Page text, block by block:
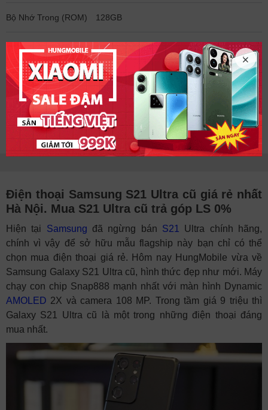
Bộ Nhớ Trong (ROM) 128GB
Hỗ trợ Sim 1 nano + 1 eSim
Công nghệ bảo mật Vân tay trong màn hình
5000mAh, 25W
Xem thêm cấu hình chi tiết
Điện thoại Samsung S21 Ultra cũ giá rẻ nhất
Hà Nội. Mua S21 Ultra cũ trả góp LS 0%
Hiện tại Samsung đã ngừng bán S21
Ultra chính hãng,
chính vì vậy để sở hữu mẫu flagship này bạn chỉ có thể
chọn mua điện thoại giá rẻ. Hôm nay HungMobile vừa về
Samsung Galaxy S21 Ultra cũ, hình thức đẹp như mới. Máy
chạy con chip Snap888 mạnh nhất với màn hình Dynamic
AMOLED 2X và camera 108 MP. Trong tầm giá 9 triệu thì
Galaxy S21 Ultra cũ là một trong những điện thoại đáng
mua nhất.